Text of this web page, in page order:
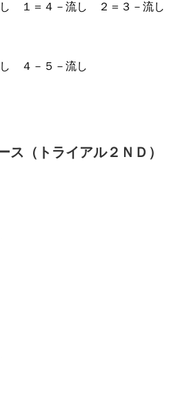
１＝４－流し ２＝３－流し
４－５－流し
ス（トライアル２ＮＤ）